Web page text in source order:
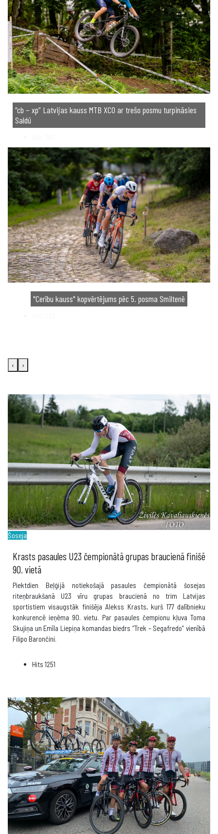
“cb – xp” Latvijas kauss MTB XCO ar trešo posmu turpināsies
Saldū
"Cerību kauss" kopvērtējums pēc 5. posma Smiltenē
‹ ›
Šoseja
Krasts pasaules U23 čempionātā grupas braucienā finišē
90. vietā
Piektdien Beļģijā notiekošajā pasaules čempionātā šosejas
riteņbraukšanā U23 vīru grupas braucienā no trim Latvijas
sportistiem visaugstāk finišēja Alekss Krasts, kurš 177 dalībnieku
konkurencē ieņēma 90. vietu. Par pasaules čempionu kļuva Toma
Skujiņa un Emīla Liepiņa komandas biedrs “Trek – Segafredo” vienībā
Filipo Barončini.
Hits 1251